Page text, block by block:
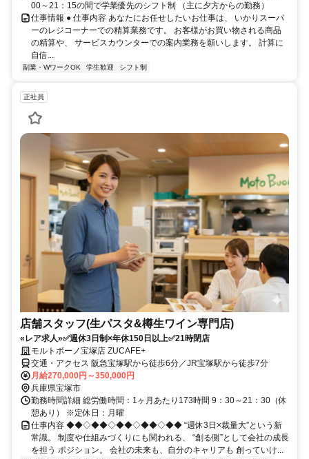
00～21：15の間で学業優先のシフト制 （主に夕方からの勤務）
仕事情報 ● 仕事内容 あなたにお任せしたいお仕事は、 いかりスーパ
ーのレジコーナーでの精算業務です。 お客様がお買い物される商品
の精算や、 サービスカウンターでの案内業務を願いします。 計算に
自信...
副業・WワークOK 学生歓迎 シフト制
正社員
店舗スタッフ(生パスタ&樽生ワイン専門店)
«レア求人»✅週休3日制×年休150日以上✅21時閉店
モルトボーノ宝塚店 ZUCAFE+
交通・アクセス 阪急宝塚駅から徒歩6分／JR宝塚駅から徒歩7分
月給270,000円～350,000円
兵庫県宝塚市
勤務時間詳細 総労働時間：1ヶ月あたり173時間 9：30～21：30（休
憩あり） ※定休日：月曜
仕事内容 ◆◆◇◆◆◇◆◆◇◆◆◇◆◆ “週休3日×裁量大”という新
常識。 制度や仕組みづくりにも関われる、 “創る側”として会社の成長
を担う ポジション。 会社の未来も、自分のキャリアも 創っていけ...